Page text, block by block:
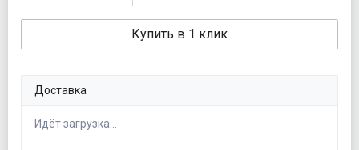
Купить в 1 клик
Доставка
Идёт загрузка...